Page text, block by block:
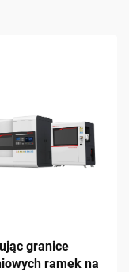
granice
ramek na